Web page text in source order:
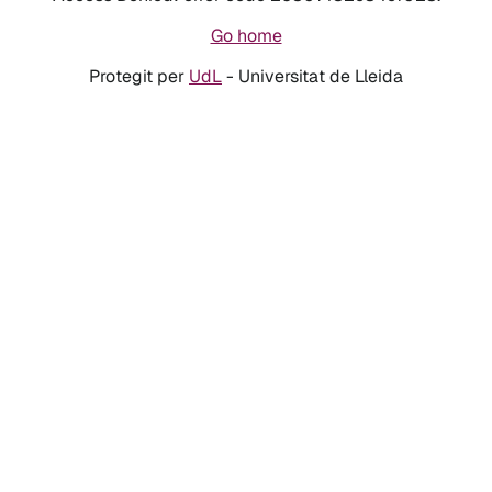
Go home
Protegit per UdL- Universitat de Lleida